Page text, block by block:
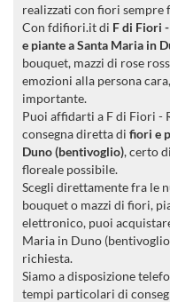
realizzati con fiori sempre
Con fdifiori.it di F di Fiori
e piante a Santa Maria in
bouquet, mazzi di rose
emozioni alla persona
importante.
Puoi affidarti a F di Fiori -
consegna diretta di fiori e
Duno (bentivoglio), certo
floreale possibile.
Scegli direttamente fra le
bouquet o mazzi di fiori,
elettronico, puoi
Maria in Duno
richiesta.
Siamo a disposizione
tempi particolari di